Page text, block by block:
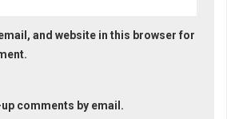
and website in this browser for
comments by email.